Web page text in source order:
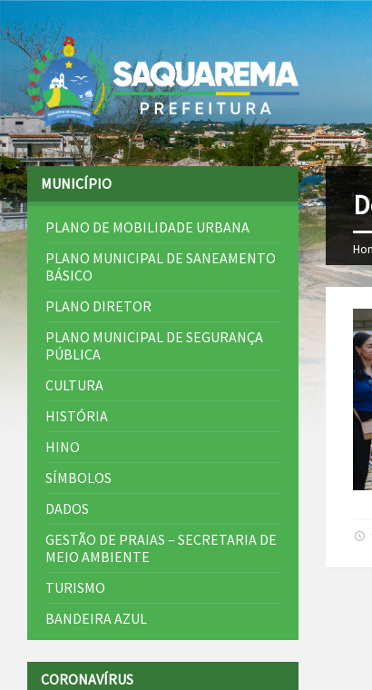
MUNICÍPIO
PLANO DE MOBILIDADE URBANA
PLANO MUNICIPAL DE SANEAMENTO
BÁSICO
PLANO DIRETOR
PLANO MUNICIPAL DE SEGURANÇA
PÚBLICA
CULTURA
HISTÓRIA
HINO
SÍMBOLOS
DADOS
GESTÃO DE PRAIAS – SECRETARIA DE
MEIO AMBIENTE
TURISMO
BANDEIRA AZUL
CORONAVÍRUS